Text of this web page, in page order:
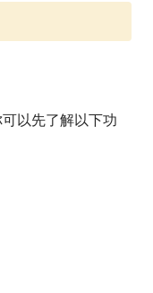
以先了解以下功